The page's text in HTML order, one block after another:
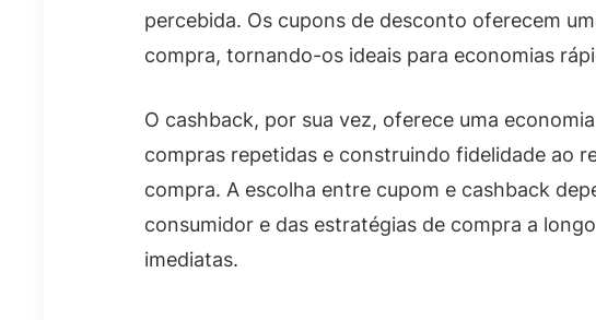
percebida. Os cupons de desconto oferecem
compra, tornando-os ideais para economias
O cashback, por sua vez, oferece uma
compras repetidas e construindo fidelidade ao
compra. A escolha entre cupom e cashback
consumidor e das estratégias de compra a
imediatas.